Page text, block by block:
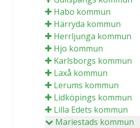
Habo kommun
Härryda kommun
Herrljunga kommun
Hjo kommun
Karlsborgs kommun
Laxå kommun
Lerums kommun
Lidköpings kommun
Lilla Edets kommun
Mariestads kommun